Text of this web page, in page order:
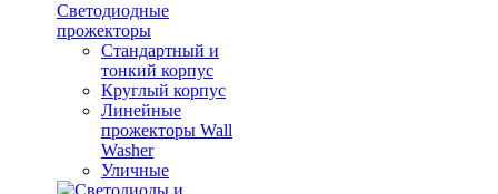
Светодиодные
прожекторы
Стандартный и
тонкий корпус
Круглый корпус
Линейные
прожекторы Wall
Washer
Уличные